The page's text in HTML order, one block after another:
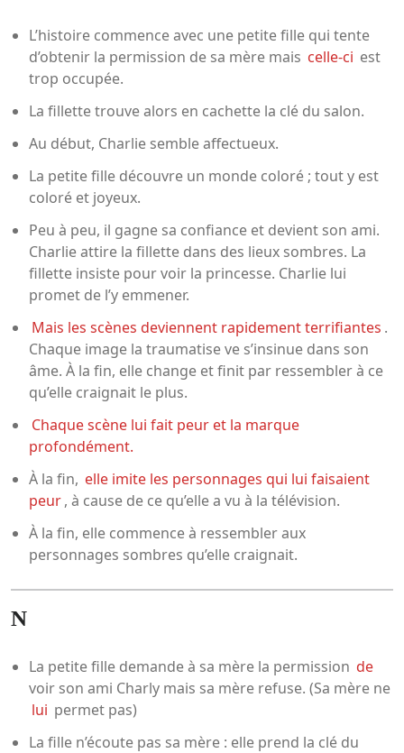
L’histoire commence avec une petite fille qui tente
d’obtenir la permission de sa mère mais celle-ci est
trop occupée.
La fillette trouve alors en cachette la clé du salon.
Au début, Charlie semble affectueux.
La petite fille découvre un monde coloré ; tout y est
coloré et joyeux.
Peu à peu, il gagne sa confiance et devient son ami.
Charlie attire la fillette dans des lieux sombres. La
fillette insiste pour voir la princesse. Charlie lui
promet de l’y emmener.
Mais les scènes deviennent rapidement terrifiantes .
Chaque image la traumatise ve s’insinue dans son
âme. À la fin, elle change et finit par ressembler à ce
qu’elle craignait le plus.
Chaque scène lui fait peur et la marque
profondément.
À la fin, elle imite les personnages qui lui faisaient
peur, à cause de ce qu’elle a vu à la télévision.
À la fin, elle commence à ressembler aux
personnages sombres qu’elle craignait.
N
La petite fille demande à sa mère la permission de
voir son ami Charly mais sa mère refuse. (Sa mère ne
lui permet pas)
La fille n’écoute pas sa mère : elle prend la clé du